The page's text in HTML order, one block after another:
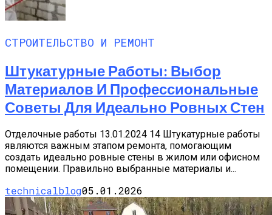
СТРОИТЕЛЬСТВО И РЕМОНТ
Штукатурные Работы: Выбор
Материалов И Профессиональные
Советы Для Идеально Ровных Стен
Отделочные работы 13.01.2024 14 Штукатурные работы
являются важным этапом ремонта, помогающим
создать идеально ровные стены в жилом или офисном
помещении. Правильно выбранные материалы и...
technicalblog05.01.2026